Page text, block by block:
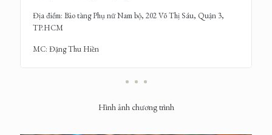
Địa điểm: Bảo tàng Phụ nữ Nam bộ, 202 Võ Thị Sáu, Quận 3,
TP.HCM
MC: Đặng Thu Hiền
Hình ảnh chương trình